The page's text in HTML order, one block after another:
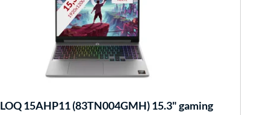
LOQ 15AHP11 (83TN004GMH) 15.3" gaming